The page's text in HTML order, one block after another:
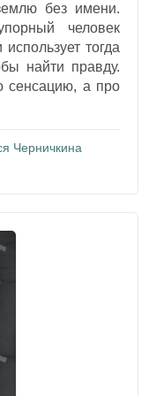
без имени.
человек
тогда
найти правду.
сенсацию, а про
Черничкина